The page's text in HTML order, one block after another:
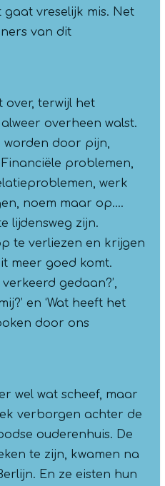
vreselijk mis. Net
van dit
over, terwijl het
overheen walst.
worden door pijn,
problemen,
werk
noem maar op….
lijdensweg zijn.
te verliezen en krijgen
meer goed komt.
gedaan?’,
en ‘Wat heeft het
door ons
wel wat scheef, maar
verborgen achter de
ouderenhuis. De
te zijn, kwamen na
En ze eisten hun